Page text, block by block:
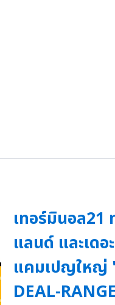
เทอร์มินอล21
แลนด์ และเด
แคมเปญใหญ่
DEAL-